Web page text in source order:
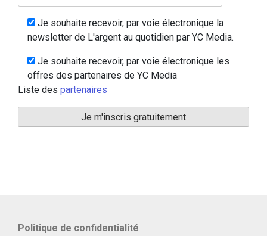
Je souhaite recevoir, par voie électronique la
newsletter de L'argent au quotidien par YC Media.
Je souhaite recevoir, par voie électronique les
offres des partenaires de YC Media
Liste des partenaires
Politique de confidentialité